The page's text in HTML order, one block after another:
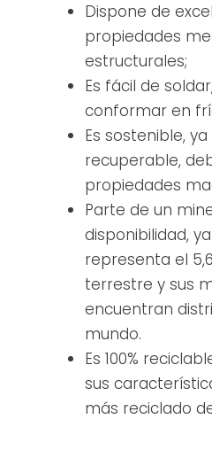
Dispone de
propiedades
estructurales;
Es fácil de
conformar en
Es sostenible, ya
recuperable,
propiedades
Parte de un
disponibilidad,
representa el
terrestre y sus
encuentran
mundo.
Es 100%
sus
más reciclado